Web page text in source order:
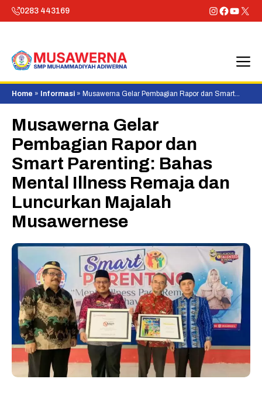
Skip
to
0283 443169 Instagram
X
Home » Informasi » Musawerna Gelar Pembagian Rapor dan Smart
Parenting: Bahas Mental Illness Remaja dan Luncurkan Majalah
Musawerna Gelar
Pembagian Rapor dan
Smart Parenting: Bahas
Mental Illness Remaja dan
Luncurkan Majalah
Musawernese